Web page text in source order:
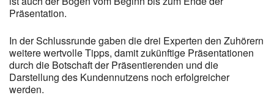
Präsentation.
In der Schlussrunde gaben die drei Experten den Zuhörern
weitere wertvolle Tipps, damit zukünftige Präsentationen
durch die Botschaft der Präsentierenden und die
Darstellung des Kundennutzens noch erfolgreicher
werden.